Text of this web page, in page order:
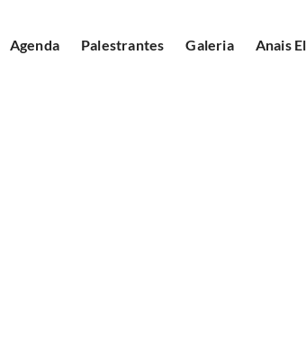
Agenda Palestrantes Galeria Anais